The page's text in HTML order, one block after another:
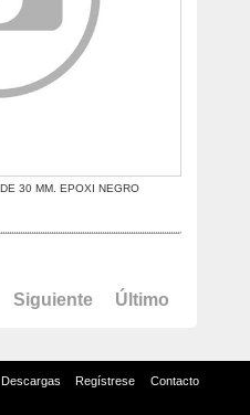
30 MM. EPOXI NEGRO
Siguiente Último
Descargas Regístrese Contacto